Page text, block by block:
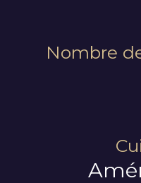
Nombre